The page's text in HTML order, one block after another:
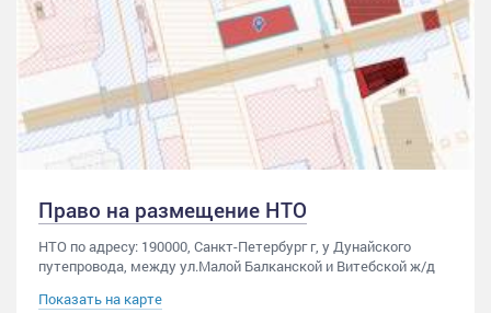
Право на размещение НТО
НТО по адресу: 190000, Санкт-Петербург г, у Дунайского
путепровода, между ул.Малой Балканской и Витебской ж/д
Показать на карте